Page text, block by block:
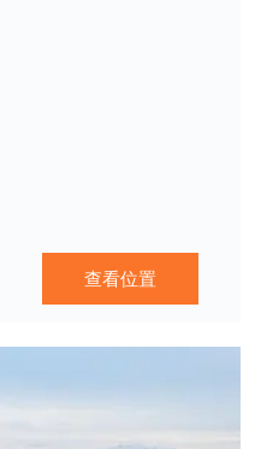
查看位置